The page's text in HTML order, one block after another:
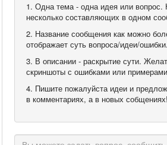
1. Одна тема - одна идея или вопрос.
несколько составляющих в одном
2. Название сообщения как можно
отображает суть вопроса/идеи/ошибки.
3. В описании - раскрытие сути.
скриншоты с ошибками или
4. Пишите пожалуйста идеи и
в комментариях, а в новых собщениях!